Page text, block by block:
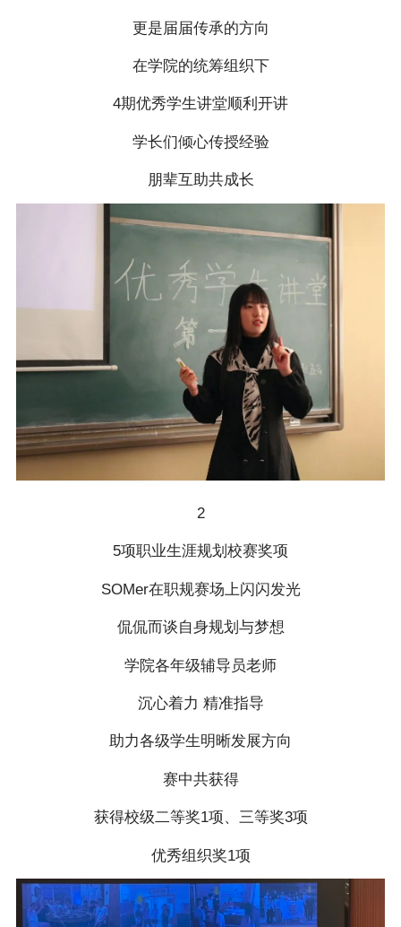
更是届届传承的方向
在学院的统筹组织下
4期优秀学生讲堂顺利开讲
学长们倾心传授经验
朋辈互助共成长
2
5项职业生涯规划校赛奖项
SOMer在职规赛场上闪闪发光
侃侃而谈自身规划与梦想
学院各年级辅导员老师
沉心着力 精准指导
助力各级学生明晰发展方向
赛中共获得
获得校级二等奖1项、三等奖3项
优秀组织奖1项